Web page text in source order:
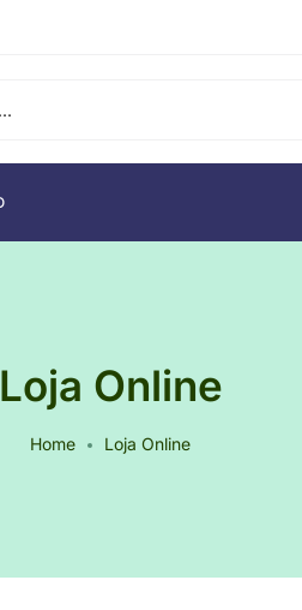
Loja Online
Home Loja Online